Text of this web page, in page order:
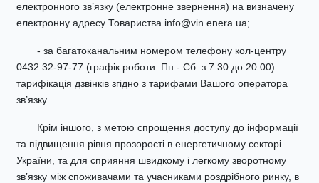
електронного зв’язку (електронне звернення) на визначену
електронну адресу Товариства info@vin.enera.ua;
- за багатоканальним номером телефону кол-центру
0432 32-97-77 (графік роботи: Пн - Сб: з 7:30 до 20:00)
тарифікація дзвінків згідно з тарифами Вашого оператора
зв’язку.
Крім іншого, з метою спрощення доступу до інформації
та підвищення рівня прозорості в енергетичному секторі
України, та для сприяння швидкому і легкому зворотному
зв’язку між споживачами та учасниками роздрібного ринку, в